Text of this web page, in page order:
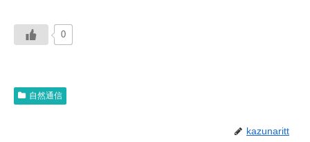
0
自然通信
kazunaritt